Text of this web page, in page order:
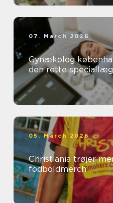
07. March 2026
Gynækolog københavn sådan
den rette
05. March 2026
Christiania trøjer mere end bare
fodboldmerch